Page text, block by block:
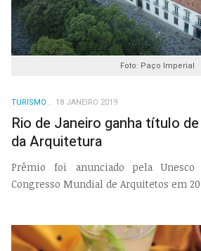
Foto: Paço Imperial
TURISMO 18 JANEIRO 2019
Rio de Janeiro ganha título
da Arquitetura
Prêmio foi anunciado pela
Congresso Mundial de Arquitetos em